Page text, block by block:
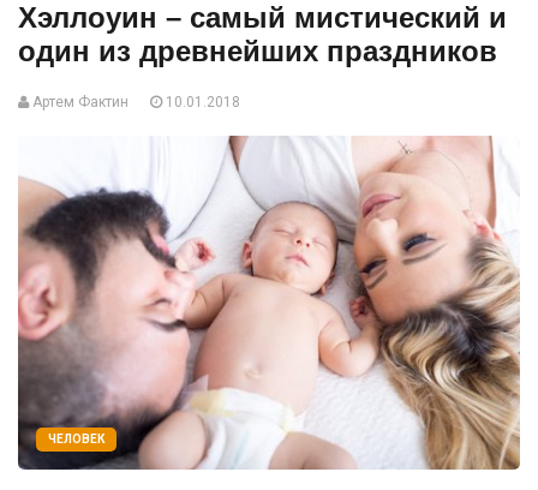
Хэллоуин – самый мистический и
один из древнейших праздников
Артем Фактин 10.01.2018
ЧЕЛОВЕК